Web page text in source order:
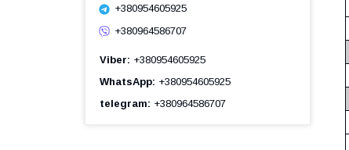
+380954605925
+380964586707
Viber
+380954605925
WhatsApp +380954605925
telegram
+380964586707